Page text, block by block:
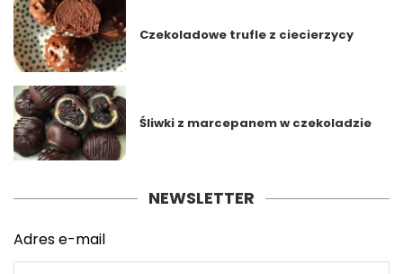
Czekoladowe trufle z ciecierzycy
Śliwki z marcepanem w czekoladzie
NEWSLETTER
Adres e-mail